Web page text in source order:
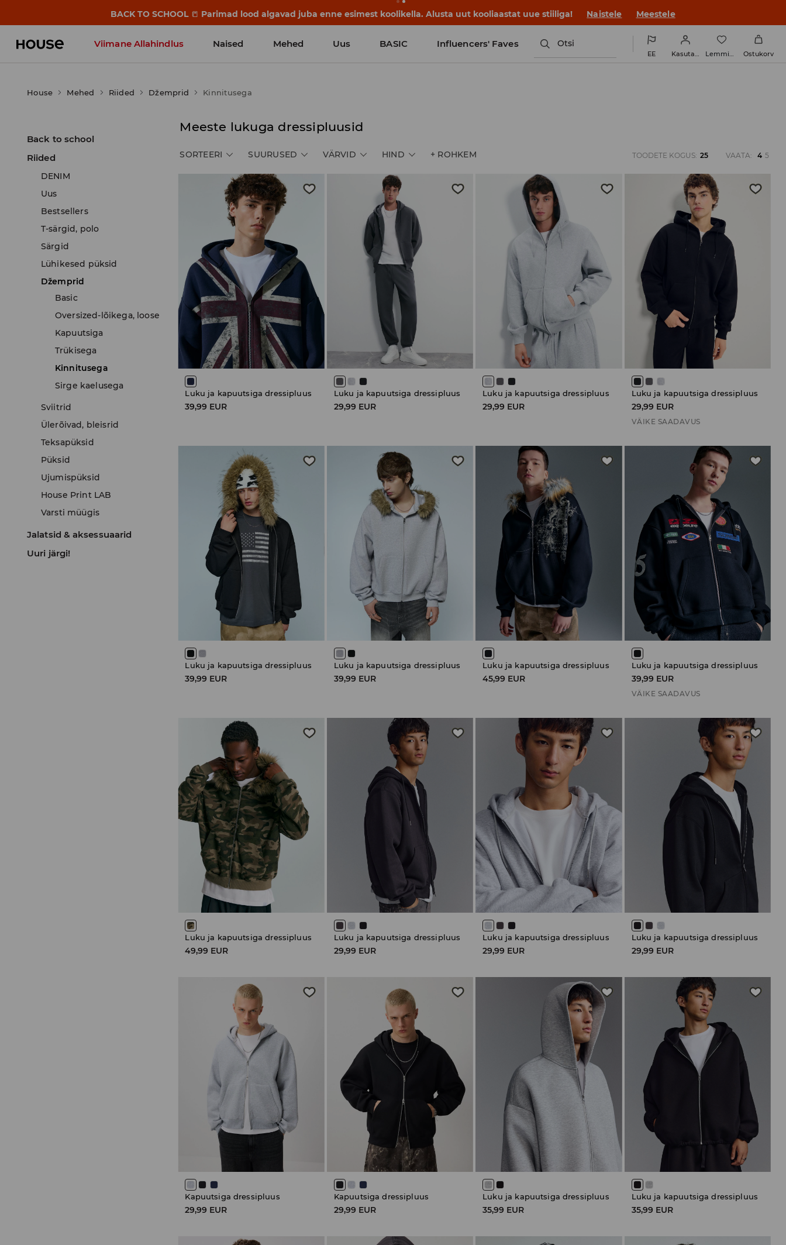
BACK TO SCHOOL 📒 Parimad lood algavad juba enne esimest koolikella. Alusta uut kooliaastat uue stiiliga! Naistele Meestele
Viimane Allahindlus Naised Mehed Uus BASIC Influencers' Faves Otsi
EE Kasutaja Lemmikud Ostukorv
House Mehed Riided Džemprid Kinnitusega
Back to school
Riided
DENIM
Uus
Bestsellers
T-särgid, polo
Särgid
Lühikesed püksid
Džemprid
Basic
Oversized-lõikega, loose
Kapuutsiga
Trükisega
Kinnitusega
Sirge kaelusega
Sviitrid
Ülerõivad, bleisrid
Teksapüksid
Püksid
Ujumispüksid
House Print LAB
Varsti müügis
Jalatsid & aksessuaarid
Uuri järgi!
Meeste lukuga dressipluusid
SORTEERI SUURUSED VÄRVID HIND + ROHKEM TOODETE KOGUS: 25 VAATA: 4 5
Luku ja kapuutsiga dressipluus
39,99 EUR
Luku ja kapuutsiga dressipluus
29,99 EUR
Luku ja kapuutsiga dressipluus
29,99 EUR
Luku ja kapuutsiga dressipluus
29,99 EUR
VÄIKE SAADAVUS
Luku ja kapuutsiga dressipluus
39,99 EUR
Luku ja kapuutsiga dressipluus
39,99 EUR
Luku ja kapuutsiga dressipluus
45,99 EUR
Luku ja kapuutsiga dressipluus
39,99 EUR
VÄIKE SAADAVUS
Luku ja kapuutsiga dressipluus
49,99 EUR
Luku ja kapuutsiga dressipluus
29,99 EUR
Luku ja kapuutsiga dressipluus
29,99 EUR
Luku ja kapuutsiga dressipluus
29,99 EUR
Kapuutsiga dressipluus
29,99 EUR
Kapuutsiga dressipluus
29,99 EUR
Luku ja kapuutsiga dressipluus
35,99 EUR
Luku ja kapuutsiga dressipluus
35,99 EUR